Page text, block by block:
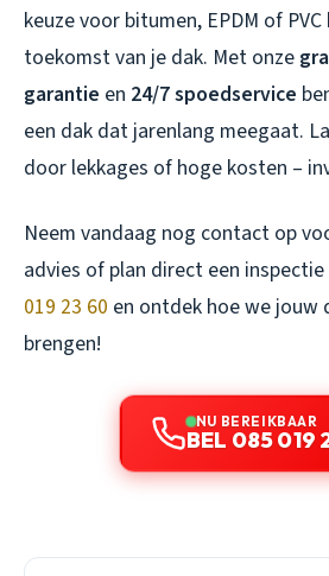
keuze voor bitumen, EPDM of
toekomst van je dak. Met onze
garantie en 24/7 spoedservice
een dak dat jarenlang meegaat.
door lekkages of hoge kosten –
Neem vandaag nog contact op
advies of plan direct een
019 23 60 en ontdek hoe we
brengen!
NU BEREIKBAAR
BEL 085 019